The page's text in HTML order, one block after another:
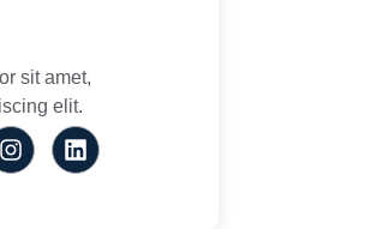
sit amet,
elit.